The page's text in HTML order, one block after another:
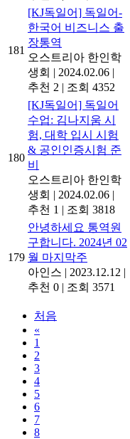
181
[KJ독일어] 독일어-
한국어 비즈니스 출
장통역
오스트리아 한인학
생회 | 2024.02.06 |
추천 2 | 조회 4352
180
[KJ독일어] 독일어
수업: 김나지움 시
험, 대학 입시 시험
& 공인인증시험 준
비
오스트리아 한인학
생회 | 2024.02.06 |
추천 1 | 조회 3818
179
안녕하세요 통역원
구합니다. 2024년 02
월 마지막주
아인스 | 2023.12.12 |
추천 0 | 조회 3571
처음
«
1
2
3
4
5
6
7
8